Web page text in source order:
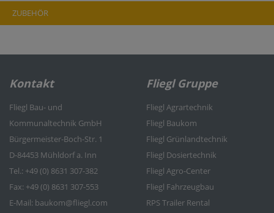
ZUBEHÖR
Kontakt
Fliegl Bau- und
Kommunaltechnik GmbH
Bürgermeister-Boch-Str. 1
D-84453 Mühldorf a. Inn
Tel.: +49 (0) 8631 307-382
Fax: +49 (0) 8631 307-553
E-Mail: baukom@fliegl.com
Fliegl Gruppe
Fliegl Agrartechnik
Fliegl Baukom
Fliegl Grünlandtechnik
Fliegl Dosiertechnik
Fliegl Agro-Center
Fliegl Fahrzeugbau
RPS Trailer Rental